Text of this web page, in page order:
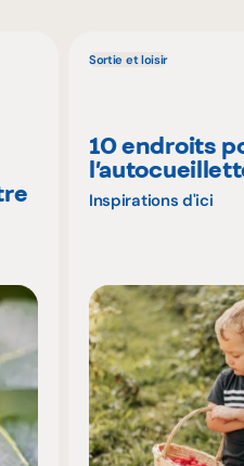
Sortie et loisir
10 endroits
Inspirations d'ici